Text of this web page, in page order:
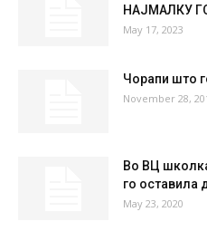
НАЈМАЛКУ
May 17, 2023
Чорапи што
November 28,
Во ВЦ
го оставила
May 23, 2020